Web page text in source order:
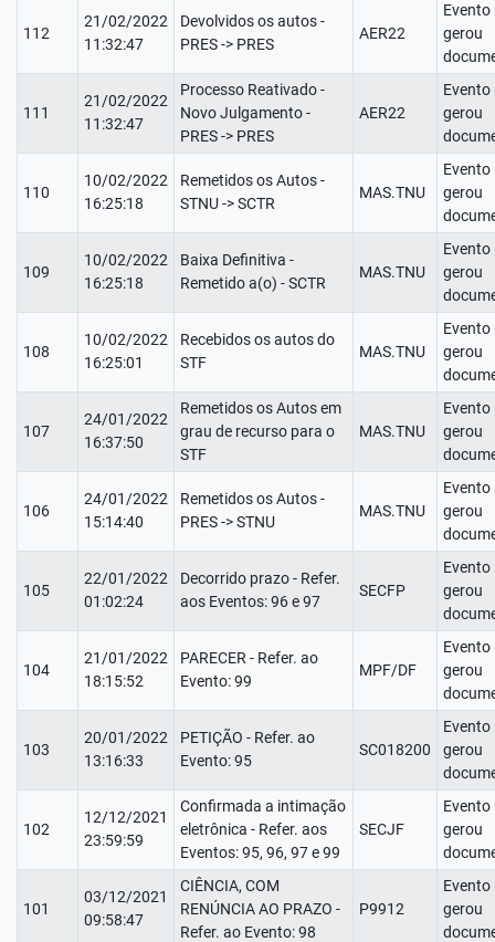
112
21/02/2022
11:32:47
Devolvidos os autos -
PRES -> PRES
AER22
Evento
gerou
111
21/02/2022
11:32:47
Processo Reativado -
Novo Julgamento -
PRES -> PRES
AER22
Evento
gerou
110
10/02/2022
16:25:18
Remetidos os Autos -
STNU -> SCTR
MAS.TNU
Evento
gerou
109
10/02/2022
16:25:18
Baixa Definitiva -
Remetido a(o) - SCTR
MAS.TNU
Evento
gerou
108
10/02/2022
16:25:01
Recebidos os autos do
STF
MAS.TNU
Evento
gerou
107
24/01/2022
16:37:50
Remetidos os Autos em
grau de recurso para o
STF
MAS.TNU
Evento
gerou
106
24/01/2022
15:14:40
Remetidos os Autos -
PRES -> STNU
MAS.TNU
Evento
gerou
105
22/01/2022
01:02:24
Decorrido prazo - Refer.
aos Eventos: 96 e 97
SECFP
Evento
gerou
104
21/01/2022
18:15:52
PARECER - Refer. ao
Evento: 99
MPF/DF
Evento
gerou
103
20/01/2022
13:16:33
PETIÇÃO - Refer. ao
Evento: 95
SC018200
Evento
gerou
102
12/12/2021
23:59:59
Confirmada a intimação
eletrônica - Refer. aos
Eventos: 95, 96, 97 e 99
SECJF
Evento
gerou
101
03/12/2021
09:58:47
CIÊNCIA, COM
RENÚNCIA AO PRAZO -
Refer. ao Evento: 98
P9912
Evento
gerou